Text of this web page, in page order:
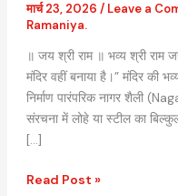
मार्च 23, 2026 / Leave a
Ramaniya.
॥ जय श्री राम ॥ भव्य श्री राम
मंदिर वहीं बनाया है।” मंदिर की
निर्माण पारंपरिक नागर शैली
संरचना में लोहे या स्टील का
[…]
Read Post »